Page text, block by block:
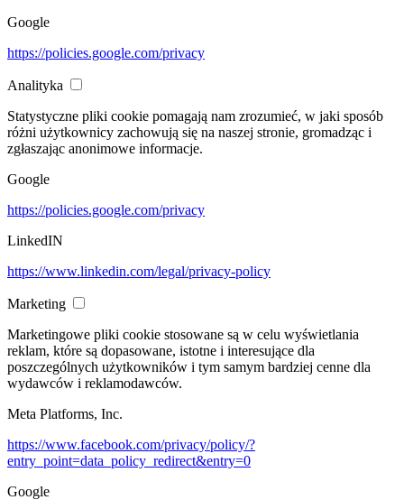
Google
https://policies.google.com/privacy
Analityka
Statystyczne pliki cookie pomagają nam zrozumieć, w jaki sposób
różni użytkownicy zachowują się na naszej stronie, gromadząc i
zgłaszając anonimowe informacje.
Google
https://policies.google.com/privacy
LinkedIN
https://www.linkedin.com/legal/privacy-policy
Marketing
Marketingowe pliki cookie stosowane są w celu wyświetlania
reklam, które są dopasowane, istotne i interesujące dla
poszczególnych użytkowników i tym samym bardziej cenne dla
wydawców i reklamodawców.
Meta Platforms, Inc.
https://www.facebook.com/privacy/policy/?
entry_point=data_policy_redirect&entry=0
Google